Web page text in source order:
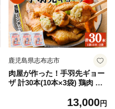
鹿児島県志布志市
肉屋が作った！手羽先ギョー
ザ 計30本(10本×3袋) 鶏肉 手
かず お弁当 時短 簡単調理 冷
13,000円